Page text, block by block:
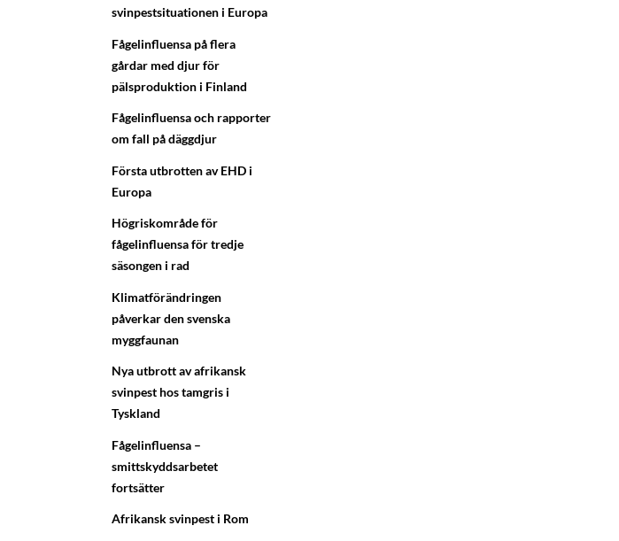
svinpestsituationen i Europa
Fågelinfluensa på flera
gårdar med djur för
pälsproduktion i Finland
Fågelinfluensa och rapporter
om fall på däggdjur
Första utbrotten av EHD i
Europa
Högriskområde för
fågelinfluensa för tredje
säsongen i rad
Klimatförändringen
påverkar den svenska
myggfaunan
Nya utbrott av afrikansk
svinpest hos tamgris i
Tyskland
Fågelinfluensa –
smittskyddsarbetet
fortsätter
Afrikansk svinpest i Rom